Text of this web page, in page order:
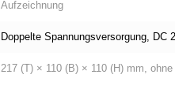
Aufzeichnung
Doppelte Spannungsversorgung, DC
217 (T) × 110 (B) × 110 (H) mm, ohne